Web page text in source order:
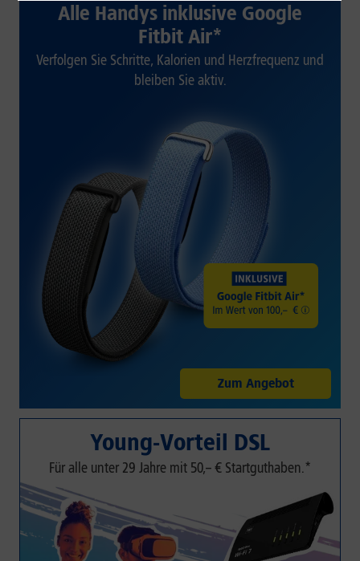
Alle Handys inklusive Google
Fitbit Air*
Verfolgen Sie Schritte, Kalorien und Herzfrequenz und
bleiben Sie aktiv.
Zum Angebot
Young-Vorteil DSL
Für alle unter 29 Jahre mit 50,– € Startguthaben.*